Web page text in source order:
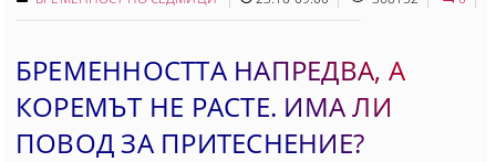
БРЕМЕННОСТТА НАПРЕДВА, А
КОРЕМЪТ НЕ РАСТЕ. ИМА ЛИ
ПОВОД ЗА ПРИТЕСНЕНИЕ?